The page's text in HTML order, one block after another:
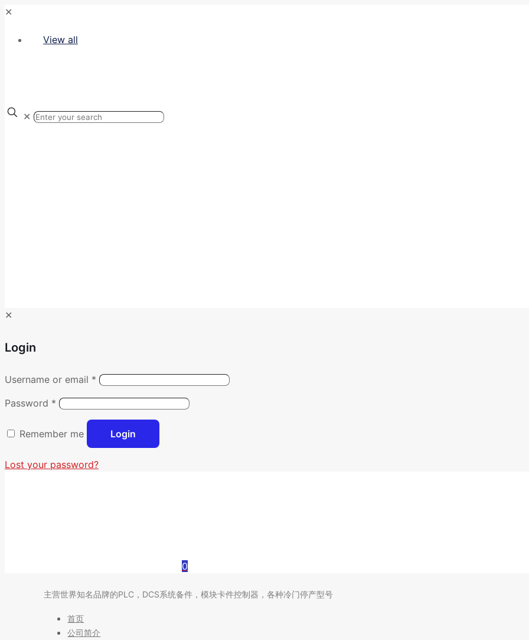
✕
View all
✕
✕
Login
Username or email *
Password *
Remember me Login
Lost your password?
0
主营世界知名品牌的PLC，DCS系统备件，模块卡件控制器，各种冷门停产型号
首页
公司简介